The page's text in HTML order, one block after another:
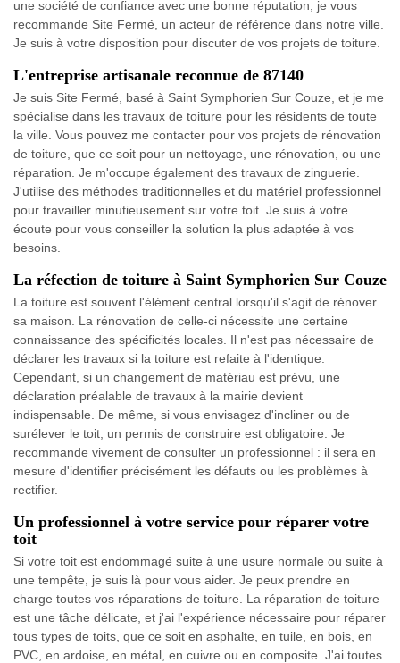
une société de confiance avec une bonne réputation, je vous
recommande Site Fermé, un acteur de référence dans notre ville.
Je suis à votre disposition pour discuter de vos projets de toiture.
L'entreprise artisanale reconnue de 87140
Je suis Site Fermé, basé à Saint Symphorien Sur Couze, et je me
spécialise dans les travaux de toiture pour les résidents de toute
la ville. Vous pouvez me contacter pour vos projets de rénovation
de toiture, que ce soit pour un nettoyage, une rénovation, ou une
réparation. Je m'occupe également des travaux de zinguerie.
J'utilise des méthodes traditionnelles et du matériel professionnel
pour travailler minutieusement sur votre toit. Je suis à votre
écoute pour vous conseiller la solution la plus adaptée à vos
besoins.
La réfection de toiture à Saint Symphorien Sur Couze
La toiture est souvent l'élément central lorsqu'il s'agit de rénover
sa maison. La rénovation de celle-ci nécessite une certaine
connaissance des spécificités locales. Il n'est pas nécessaire de
déclarer les travaux si la toiture est refaite à l'identique.
Cependant, si un changement de matériau est prévu, une
déclaration préalable de travaux à la mairie devient
indispensable. De même, si vous envisagez d'incliner ou de
surélever le toit, un permis de construire est obligatoire. Je
recommande vivement de consulter un professionnel : il sera en
mesure d'identifier précisément les défauts ou les problèmes à
rectifier.
Un professionnel à votre service pour réparer votre
toit
Si votre toit est endommagé suite à une usure normale ou suite à
une tempête, je suis là pour vous aider. Je peux prendre en
charge toutes vos réparations de toiture. La réparation de toiture
est une tâche délicate, et j'ai l'expérience nécessaire pour réparer
tous types de toits, que ce soit en asphalte, en tuile, en bois, en
PVC, en ardoise, en métal, en cuivre ou en composite. J'ai toutes